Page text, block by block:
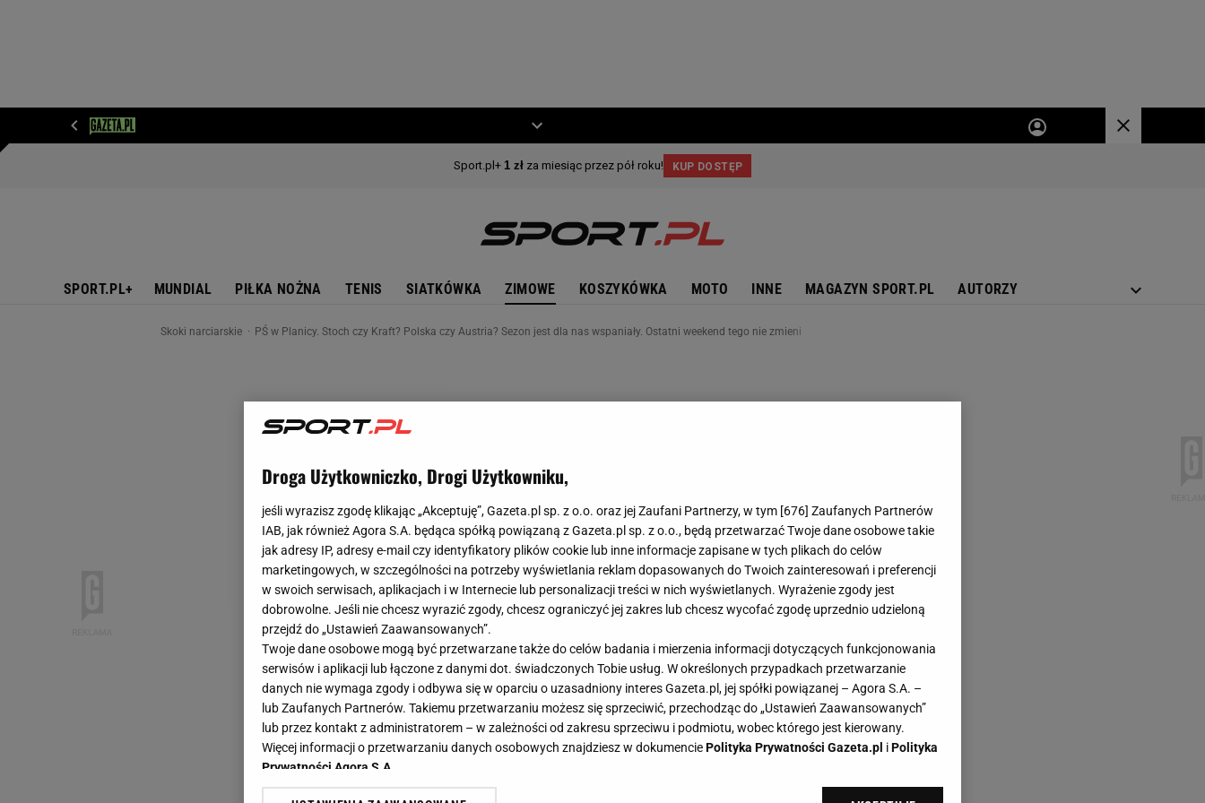
SPORT.PL+ MUNDIAL PIŁKA NOŻNA TENIS SIATKÓWKA ZIMOWE KOSZYKÓWKA MOTO INNE MAGAZYN SPORT.PL AUTORZY
Skoki narciarskie PŚ w Planicy. Stoch czy Kraft? Polska czy Austria? Sezon jest dla nas wspaniały. Ostatni weekend tego nie zmieni
Droga Użytkowniczko, Drogi Użytkowniku,
jeśli wyrazisz zgodę klikając „Akceptuję”, Gazeta.pl sp. z o.o. oraz jej Zaufani Partnerzy, w tym [676] Zaufanych Partnerów
IAB, jak również Agora S.A. będąca spółką powiązaną z Gazeta.pl sp. z o.o., będą przetwarzać Twoje dane osobowe takie
jak adresy IP, adresy e-mail czy identyfikatory plików cookie lub inne informacje zapisane w tych plikach do celów
marketingowych, w szczególności na potrzeby wyświetlania reklam dopasowanych do Twoich zainteresowań i preferencji
w swoich serwisach, aplikacjach i w Internecie lub personalizacji treści w nich wyświetlanych. Wyrażenie zgody jest
dobrowolne. Jeśli nie chcesz wyrazić zgody, chcesz ograniczyć jej zakres lub chcesz wycofać zgodę uprzednio udzieloną
przejdź do „Ustawień Zaawansowanych”.
Twoje dane osobowe mogą być przetwarzane także do celów badania i mierzenia informacji dotyczących funkcjonowania
serwisów i aplikacji lub łączone z danymi dot. świadczonych Tobie usług. W określonych przypadkach przetwarzanie
danych nie wymaga zgody i odbywa się w oparciu o uzasadniony interes Gazeta.pl, jej spółki powiązanej – Agora S.A. –
lub Zaufanych Partnerów. Takiemu przetwarzaniu możesz się sprzeciwić, przechodząc do „Ustawień Zaawansowanych”
lub przez kontakt z administratorem – w zależności od zakresu sprzeciwu i podmiotu, wobec którego jest kierowany.
Więcej informacji o przetwarzaniu danych osobowych znajdziesz w dokumenciePolityka Prywatności Gazeta.pl iPolityka
Prywatności Agora S.A.